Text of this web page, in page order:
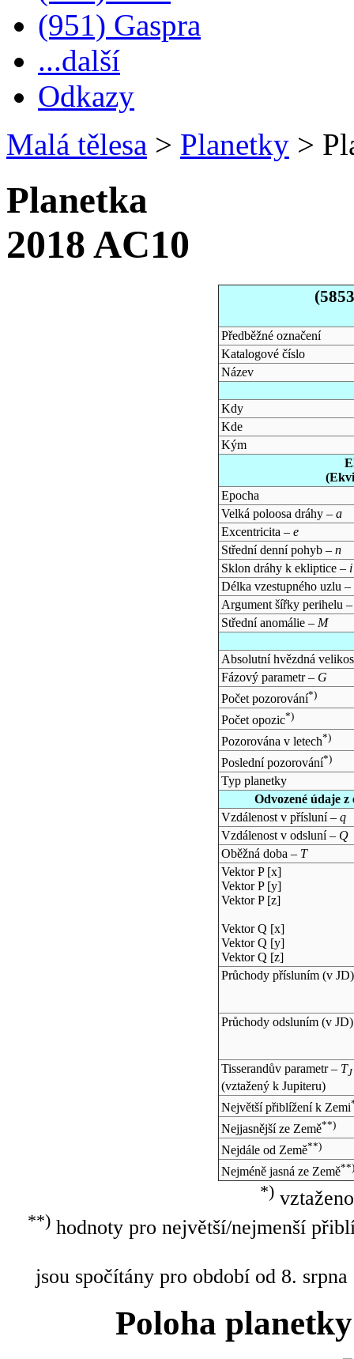
(951) Gaspra
...další
Odkazy
Malá tělesa > Planetky >
Planetka
2018 AC10
Předběžné označení
Katalogové číslo
Název
Kdy
Kde
Kým
Epocha
Velká poloosa dráhy – a
Excentricita – e
Střední denní pohyb – n
Sklon dráhy k ekliptice – i
Délka vzestupného uzlu –
Argument šířky perihelu
Střední anomálie – M
Absolutní hvězdná
Fázový parametr – G
Počet pozorování*)
Počet opozic*)
Pozorována v letech*)
Poslední pozorování*)
Typ planetky
Odvozené údaje
Vzdálenost v přísluní – q
Vzdálenost v odsluní – Q
Oběžná doba – T
Vektor P [x]
Vektor P [y]
Vektor P [z]
Vektor Q [x]
Vektor Q [y]
Vektor Q [z]
Průchody přísluním (v JD)
Průchody odsluním (v JD)
Tisserandův parametr – TJ
(vztažený k Jupiteru)
Největší přiblížení k Zemi
Nejjasnější ze Země**)
Nejdále od Země**)
Nejméně jasná ze Země**)
*)
**)hodnoty pro největší/nejmenší
jsou spočítány pro období od 8.
Poloha